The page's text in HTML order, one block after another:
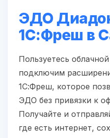
ЭДО
1С:Фреш в
Пользуетесь
подключим
1С:Фреш, которое
ЭДО без привязки к
Получайте и
где есть интернет,